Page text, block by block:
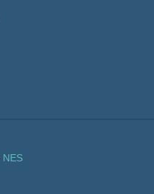
NES